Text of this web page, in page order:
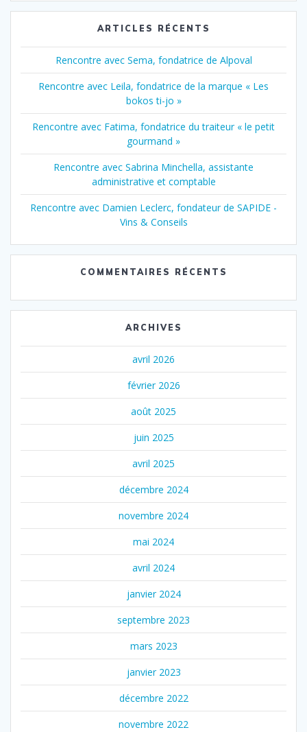
ARTICLES RÉCENTS
Rencontre avec Sema, fondatrice de Alpoval
Rencontre avec Leila, fondatrice de la marque « Les
bokos ti-jo »
Rencontre avec Fatima, fondatrice du traiteur « le petit
gourmand »
Rencontre avec Sabrina Minchella, assistante
administrative et comptable
Rencontre avec Damien Leclerc, fondateur de SAPIDE -
Vins & Conseils
COMMENTAIRES RÉCENTS
ARCHIVES
avril 2026
février 2026
août 2025
juin 2025
avril 2025
décembre 2024
novembre 2024
mai 2024
avril 2024
janvier 2024
septembre 2023
mars 2023
janvier 2023
décembre 2022
novembre 2022